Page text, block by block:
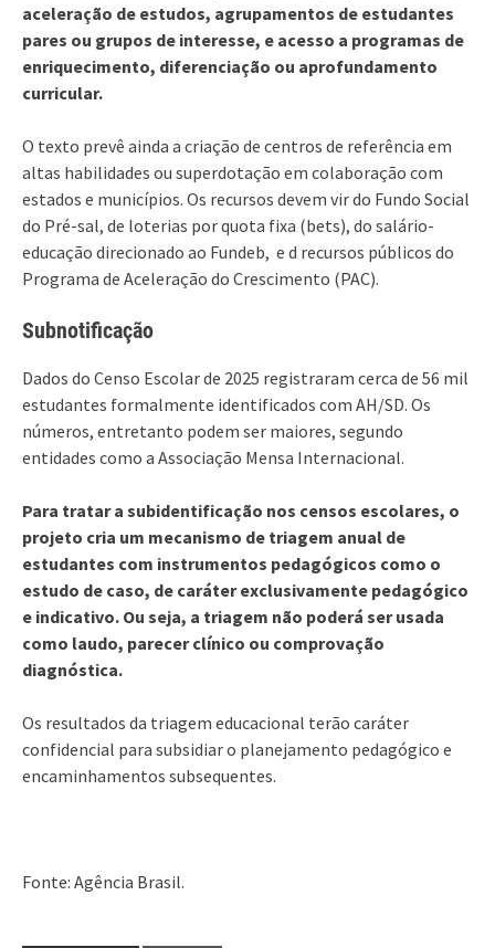
aceleração de estudos, agrupamentos de estudantes
pares ou grupos de interesse, e acesso a programas de
enriquecimento, diferenciação ou aprofundamento
curricular.
O texto prevê ainda a criação de centros de referência em
altas habilidades ou superdotação em colaboração com
estados e municípios. Os recursos devem vir do Fundo Social
do Pré-sal, de loterias por quota fixa (bets), do salário-
educação direcionado ao Fundeb, e d recursos públicos do
Programa de Aceleração do Crescimento (PAC).
Subnotificação
Dados do Censo Escolar de 2025 registraram cerca de 56 mil
estudantes formalmente identificados com AH/SD. Os
números, entretanto podem ser maiores, segundo
entidades como a Associação Mensa Internacional.
Para tratar a subidentificação nos censos escolares, o
projeto cria um mecanismo de triagem anual de
estudantes com instrumentos pedagógicos como o
estudo de caso, de caráter exclusivamente pedagógico
e indicativo. Ou seja, a triagem não poderá ser usada
como laudo, parecer clínico ou comprovação
diagnóstica.
Os resultados da triagem educacional terão caráter
confidencial para subsidiar o planejamento pedagógico e
encaminhamentos subsequentes.
Fonte: Agência Brasil.